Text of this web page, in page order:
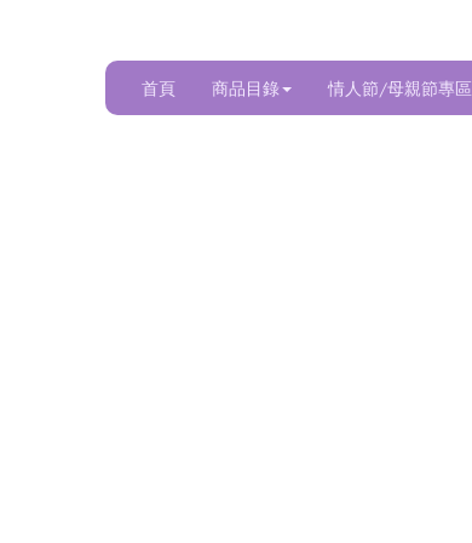
首頁 商品目錄 情人節/母親節專區